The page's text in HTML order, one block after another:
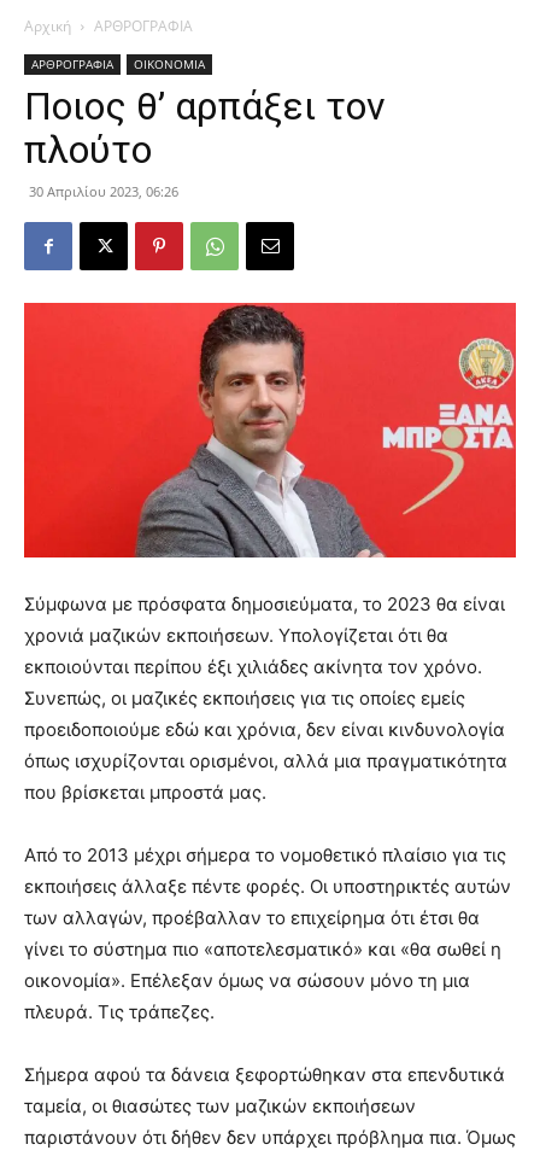
Αρχική ΑΡΘΡΟΓΡΑΦΙΑ
ΑΡΘΡΟΓΡΑΦΙΑ ΟΙΚΟΝΟΜΙΑ
Ποιος θ’ αρπάξει τον
πλούτο
30 Απριλίου 2023, 06:26
Σύμφωνα με πρόσφατα δημοσιεύματα, το 2023 θα είναι
χρονιά μαζικών εκποιήσεων. Υπολογίζεται ότι θα
εκποιούνται περίπου έξι χιλιάδες ακίνητα τον χρόνο.
Συνεπώς, οι μαζικές εκποιήσεις για τις οποίες εμείς
προειδοποιούμε εδώ και χρόνια, δεν είναι κινδυνολογία
όπως ισχυρίζονται ορισμένοι, αλλά μια πραγματικότητα
που βρίσκεται μπροστά μας.
Από το 2013 μέχρι σήμερα το νομοθετικό πλαίσιο για τις
εκποιήσεις άλλαξε πέντε φορές. Οι υποστηρικτές αυτών
των αλλαγών, προέβαλλαν το επιχείρημα ότι έτσι θα
γίνει το σύστημα πιο «αποτελεσματικό» και «θα σωθεί η
οικονομία». Επέλεξαν όμως να σώσουν μόνο τη μια
πλευρά. Τις τράπεζες.
Σήμερα αφού τα δάνεια ξεφορτώθηκαν στα επενδυτικά
ταμεία, οι θιασώτες των μαζικών εκποιήσεων
παριστάνουν ότι δήθεν δεν υπάρχει πρόβλημα πια. Όμως